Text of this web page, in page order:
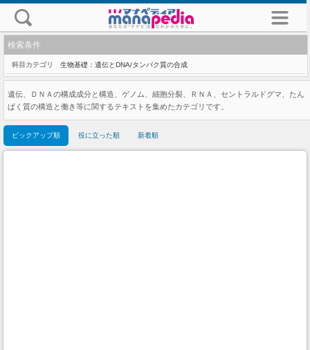
検索条件
科目カテゴリ 生物基礎：遺伝とDNA/タンパク質の合成
遺伝、ＤＮＡの構成成分と構造、ゲノム、細胞分裂、ＲＮＡ、セントラルドグマ、たん
ぱく質の構造と働き等に関するテキストを集めたカテゴリです。
ピックアップ順 役に立った順 新着順